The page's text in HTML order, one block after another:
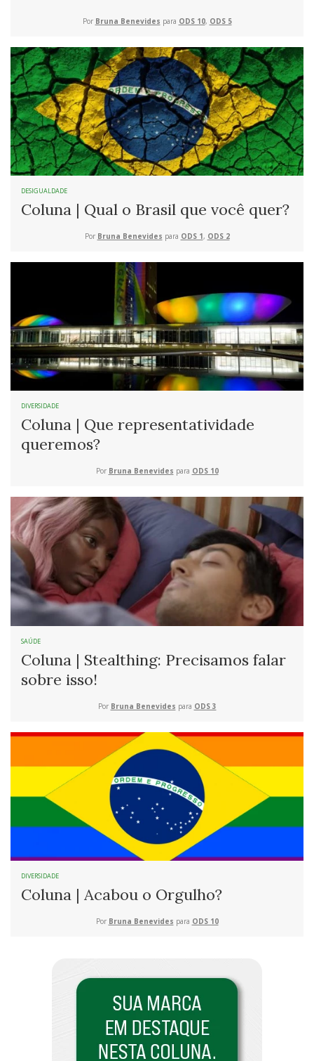
Por Bruna Benevides para ODS 10, ODS 5
DESIGUALDADE
Coluna | Qual o Brasil que você quer?
Por Bruna Benevides para ODS 1, ODS 2
DIVERSIDADE
Coluna | Que representatividade
queremos?
Por Bruna Benevides para ODS 10
SAÚDE
Coluna | Stealthing: Precisamos falar
sobre isso!
Por Bruna Benevides para ODS 3
DIVERSIDADE
Coluna | Acabou o Orgulho?
Por Bruna Benevides para ODS 10